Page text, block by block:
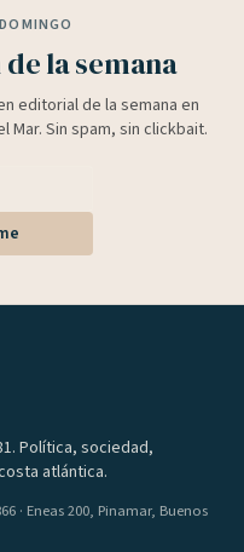
la semana
editorial de la semana en
Mar. Sin spam, sin clickbait.
Política, sociedad,
atlántica.
· Eneas 200, Pinamar, Buenos